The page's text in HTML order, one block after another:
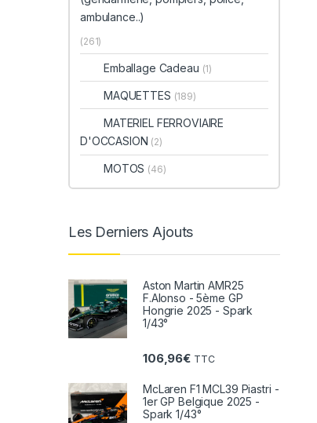
ambulance..)
(261)
Emballage Cadeau (1)
MAQUETTES (189)
MATERIEL FERROVIAIRE
D'OCCASION (2)
MOTOS (46)
Les Derniers Ajouts
Aston Martin AMR25
F.Alonso - 5ème GP
Hongrie 2025 - Spark
1/43°
106,96€ TTC
McLaren F1 MCL39 Piastri -
1er GP Belgique 2025 -
Spark 1/43°